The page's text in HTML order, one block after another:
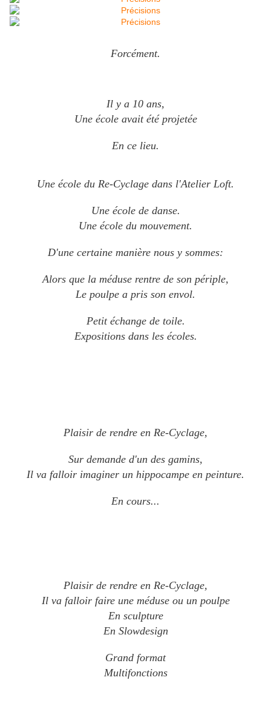
Forcément.
Il y a 10 ans,
Une école avait été projetée
En ce lieu.
Une école du Re-Cyclage dans l'Atelier Loft.
Une école de danse.
Une école du mouvement.
D'une certaine manière nous y sommes:
Alors que la méduse rentre de son périple,
Le poulpe a pris son envol.
Petit échange de toile.
Expositions dans les écoles.
Plaisir de rendre en Re-Cyclage,
Sur demande d'un des gamins,
Il va falloir imaginer un hippocampe en peinture.
En cours...
Plaisir de rendre en Re-Cyclage,
Il va falloir faire une méduse ou un poulpe
En sculpture
En Slowdesign
Grand format
Multifonctions